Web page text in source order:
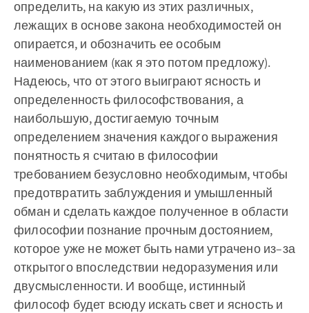
определить, на какую из этих различных,
лежащих в основе закона необходимостей он
опирается, и обозначить ее особым
наименованием (как я это потом предложу).
Надеюсь, что от этого выиграют ясность и
определенность философствования, а
наибольшую, достигаемую точным
определением значения каждого выражения
понятность я считаю в философии
требованием безусловно необходимым, чтобы
предотвратить заблуждения и умышленный
обман и сделать каждое полученное в области
философии познание прочным достоянием,
которое уже не может быть нами утрачено из–за
открытого впоследствии недоразумения или
двусмысленности. И вообще, истинный
философ будет всюду искать свет и ясность и